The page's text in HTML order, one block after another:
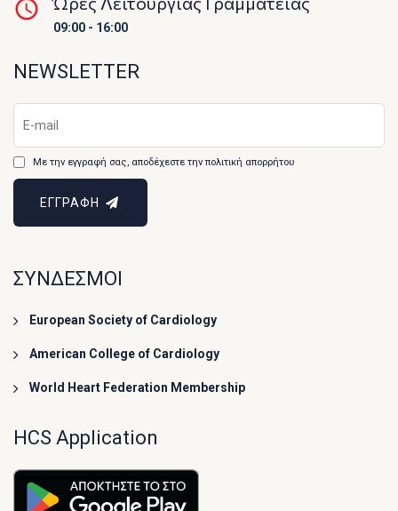
09:00 - 16:00
NEWSLETTER
Με την εγγραφή σας, αποδέχεστε την πολιτική απορρήτου
ΕΓΓΡΑΦΗ
ΣΥΝΔΕΣΜΟΙ
European Society of Cardiology
American College of Cardiology
World Heart Federation Membership
HCS Application